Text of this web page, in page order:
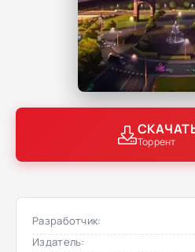
Торрент
Разработчик:
Издатель: